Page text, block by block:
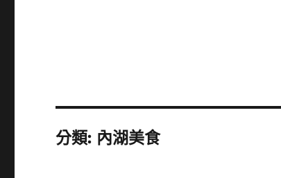
分類: 內湖美食